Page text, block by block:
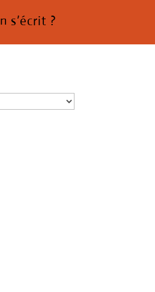
s’écrit ?